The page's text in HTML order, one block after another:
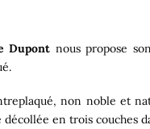
Dupont nous propose
non noble et
en trois couches